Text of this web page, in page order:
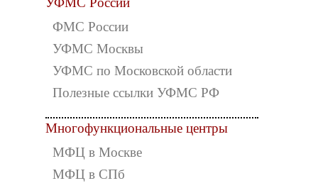
ФМС России
УФМС Москвы
УФМС по Московской области
Полезные ссылки УФМС РФ
Многофункциональные центры
МФЦ в Москве
МФЦ в СПб